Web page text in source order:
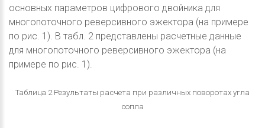
основных параметров цифрового двойника для
многопоточного реверсивного эжектора (на примере
по рис. 1). В табл. 2 представлены расчетные данные
для многопоточного реверсивного эжектора (на
примере по рис. 1).
Таблица 2 Результаты расчета при различных поворотах угла
сопла